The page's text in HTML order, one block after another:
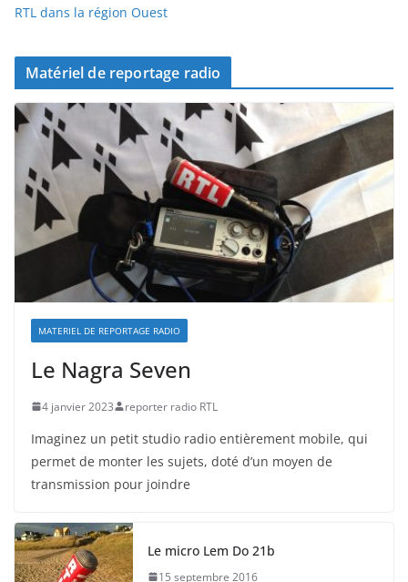
RTL dans la région Ouest
Matériel de reportage radio
MATERIEL DE REPORTAGE RADIO
Le Nagra Seven
4 janvier 2023 reporter radio RTL
Imaginez un petit studio radio entièrement mobile, qui
permet de monter les sujets, doté d’un moyen de
transmission pour joindre
Le micro Lem Do 21b
15 septembre 2016